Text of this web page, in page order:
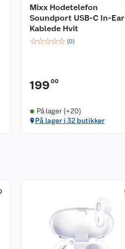
Mixx Hodetelefon
Soundport USB-C In-Ear
Kablede Hvit
☆☆☆☆☆ (0)
199 00
På lager (+20)
På lager i 32 butikker